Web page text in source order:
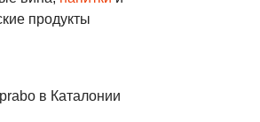
продукты